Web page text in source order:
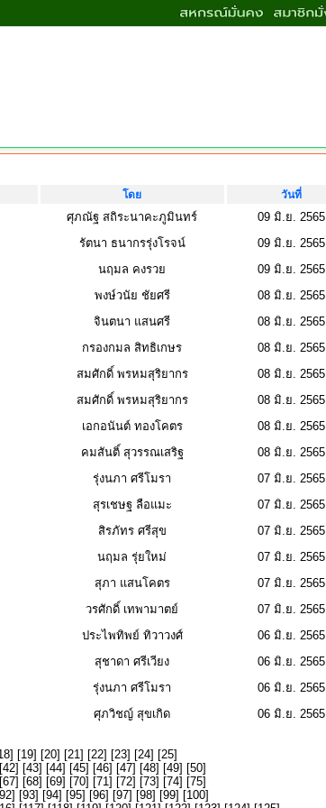
โดย วันที่
ศุภณัฐ สถิระนาคะภูมินทร์
09 มิ.ย. 2565
รัตนา ธนากรรุ่งโรจน์
09 มิ.ย. 2565
นฤมล คงรวย
09 มิ.ย. 2565
พงษ์วนัย ชัยศรี
08 มิ.ย. 2565
จินตนา แสนศรี
08 มิ.ย. 2565
กรองกมล สิทธิเกษร
08 มิ.ย. 2565
สมศักดิ์ พรหมสุริยากร
08 มิ.ย. 2565
สมศักดิ์ พรหมสุริยากร
08 มิ.ย. 2565
เอกอนันต์ ทองโคตร
08 มิ.ย. 2565
คมสันติ์ สุวรรณเสริฐ
08 มิ.ย. 2565
รุ่งนภา ศรีโมรา
07 มิ.ย. 2565
สุรเชษฐ ลือแมะ
07 มิ.ย. 2565
สิรภัทร ศรีสุข
07 มิ.ย. 2565
นฤมล รุ่ยใหม่
07 มิ.ย. 2565
สุภา แสนโคตร
07 มิ.ย. 2565
วรศักดิ์ เทพามาตย์
07 มิ.ย. 2565
ประไพทิพย์ ทิวาวงศ์
06 มิ.ย. 2565
สุชาดา ศรีเวียง
06 มิ.ย. 2565
รุ่งนภา ศรีโมรา
06 มิ.ย. 2565
ศุภวิชญ์ สุขเกิด 06 มิ.ย. 2565
] [19] [20] [21] [22] [23] [24] [25]
42] [43] [44] [45] [46] [47] [48] [49] [50]
67] [68] [69] [70] [71] [72] [73] [74] [75]
92] [93] [94] [95] [96] [97] [98] [99] [100]